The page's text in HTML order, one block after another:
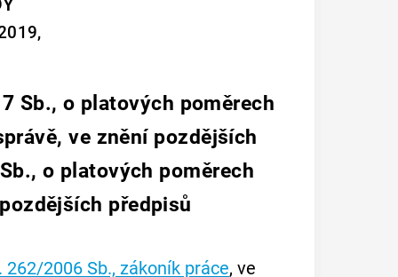
Sb., o platových poměrech
ve znění pozdějších
o platových poměrech
předpisů
262/2006 Sb., zákoník práce, ve